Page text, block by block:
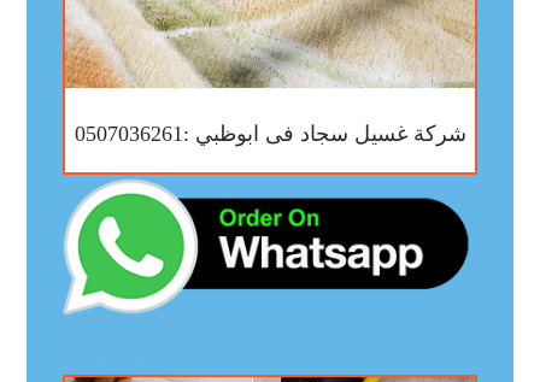
شركة غسيل سجاد فى ابوظبي :0507036261